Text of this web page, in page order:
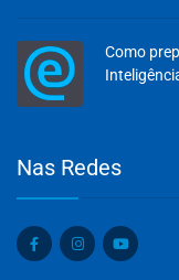
Como
Nas Redes
Olá, insira seus
Nome